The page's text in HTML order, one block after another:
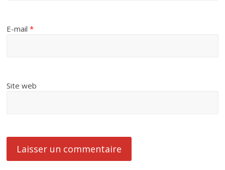
E-mail*
Site web